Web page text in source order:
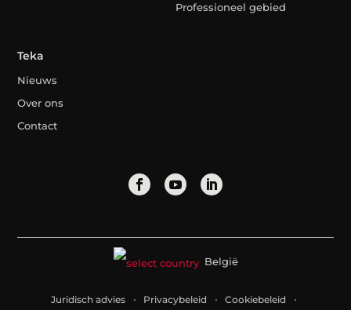
Professioneel gebied
Teka
Nieuws
Over ons
Contact
België
Juridisch advies Privacybeleid Cookiebeleid